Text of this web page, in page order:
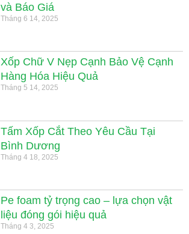
và Báo Giá
Tháng 6 14, 2025
Xốp Chữ V Nẹp Cạnh Bảo Vệ Cạnh
Hàng Hóa Hiệu Quả
Tháng 5 14, 2025
Tấm Xốp Cắt Theo Yêu Cầu Tại
Bình Dương
Tháng 4 18, 2025
Pe foam tỷ trọng cao – lựa chọn vật
liệu đóng gói hiệu quả
Tháng 4 3, 2025